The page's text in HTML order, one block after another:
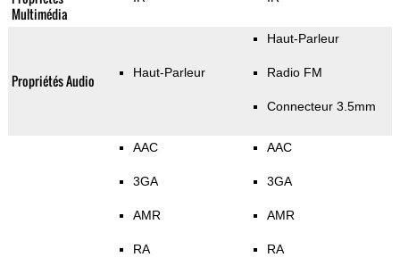
Multimédia
Propriétés Audio Haut-Parleur
Haut-Parleur
Radio FM
Connecteur 3.5mm
AAC
3GA
AMR
RA
AAC
3GA
AMR
RA